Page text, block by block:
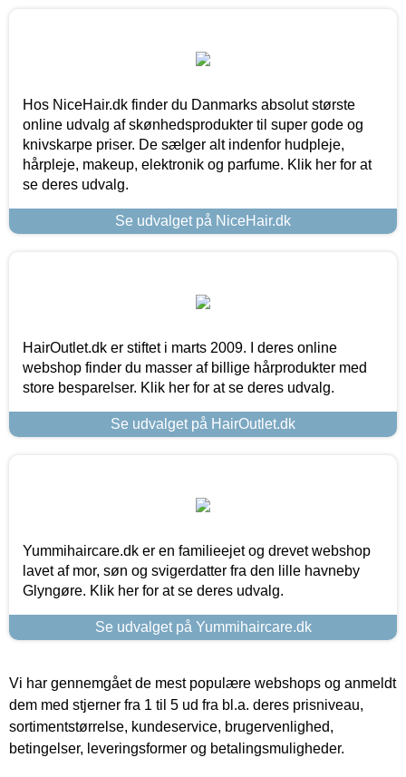
Hos NiceHair.dk finder du Danmarks absolut største
online udvalg af skønhedsprodukter til super gode og
knivskarpe priser. De sælger alt indenfor hudpleje,
hårpleje, makeup, elektronik og parfume. Klik her for at
se deres udvalg.
Se udvalget på NiceHair.dk
HairOutlet.dk er stiftet i marts 2009. I deres online
webshop finder du masser af billige hårprodukter med
store besparelser. Klik her for at se deres udvalg.
Se udvalget på HairOutlet.dk
Yummihaircare.dk er en familieejet og drevet webshop
lavet af mor, søn og svigerdatter fra den lille havneby
Glyngøre. Klik her for at se deres udvalg.
Se udvalget på Yummihaircare.dk
Vi har gennemgået de mest populære webshops og anmeldt
dem med stjerner fra 1 til 5 ud fra bl.a. deres prisniveau,
sortimentstørrelse, kundeservice, brugervenlighed,
betingelser, leveringsformer og betalingsmuligheder.